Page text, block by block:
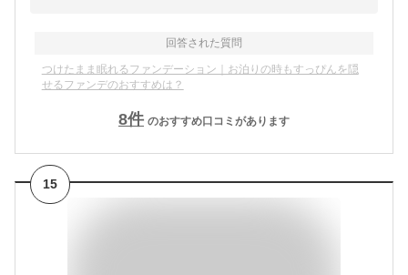
回答された質問
つけたまま眠れるファンデーション｜お泊りの時もすっぴんを隠
せるファンデのおすすめは？
8件 のおすすめ口コミがあります
15